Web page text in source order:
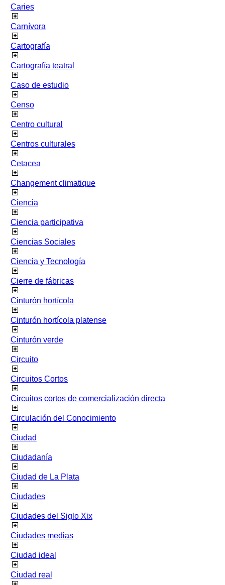
Caries
Carnívora
Cartografía
Cartografía teatral
Caso de estudio
Censo
Centro cultural
Centros culturales
Cetacea
Changement climatique
Ciencia
Ciencia participativa
Ciencias Sociales
Ciencia y Tecnología
Cierre de fábricas
Cinturón hortícola
Cinturón hortícola platense
Cinturón verde
Circuito
Circuitos Cortos
Circuitos cortos de comercialización directa
Circulación del Conocimiento
Ciudad
Ciudadanía
Ciudad de La Plata
Ciudades
Ciudades del Siglo Xix
Ciudades medias
Ciudad ideal
Ciudad real